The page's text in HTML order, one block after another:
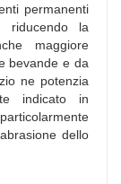
permanenti
riducendo la
maggiore
bevande e da
ne potenzia
indicato in
dello